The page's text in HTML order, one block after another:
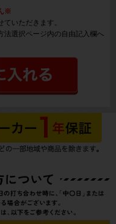
※
いただきます。
法選択ページ内の自由記入欄へ